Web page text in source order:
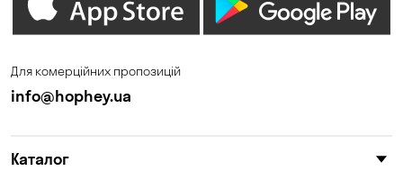
Дніпро Зазим’є
Кам'янське
Для комерційних пропозицій
info@hophey.ua
Каталог